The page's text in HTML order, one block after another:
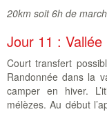
20km soit 6h de
Jour 11 :
Court transfert
Randonnée dans la
camper en hiver.
mélèzes. Au début